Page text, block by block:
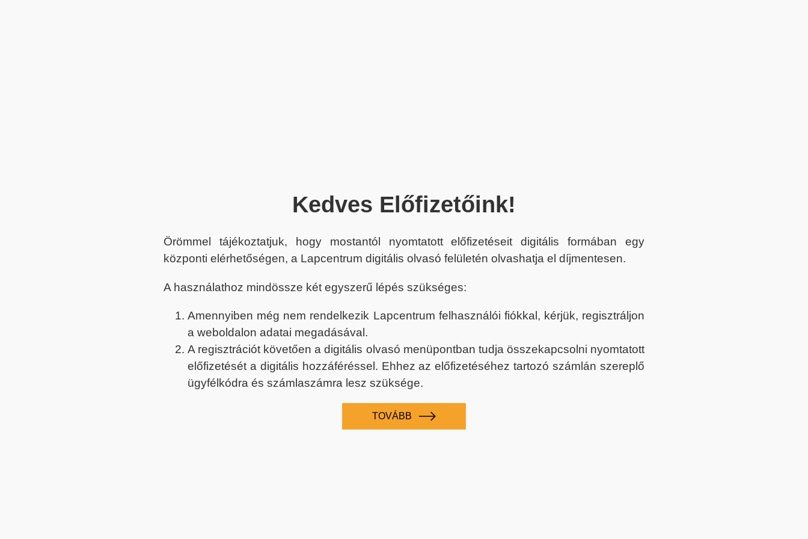
Kedves Előfizetőink!
Örömmel tájékoztatjuk, hogy mostantól nyomtatott előfizetéseit digitális formában egy
központi elérhetőségen, a Lapcentrum digitális olvasó felületén olvashatja el díjmentesen.
A használathoz mindössze két egyszerű lépés szükséges:
Amennyiben még nem rendelkezik Lapcentrum felhasználói fiókkal, kérjük, regisztráljon
a weboldalon adatai megadásával.
A regisztrációt követően a digitális olvasó menüpontban tudja összekapcsolni nyomtatott
előfizetését a digitális hozzáféréssel. Ehhez az előfizetéséhez tartozó számlán szereplő
ügyfélkódra és számlaszámra lesz szüksége.
TOVÁBB